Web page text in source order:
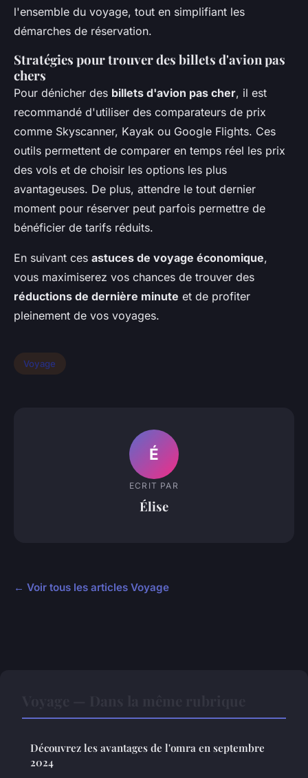
l'ensemble du voyage, tout en simplifiant les
démarches de réservation.
Stratégies pour trouver des billets d'avion pas
chers
Pour dénicher des billets d'avion pas cher, il est
recommandé d'utiliser des comparateurs de prix
comme Skyscanner, Kayak ou Google Flights. Ces
outils permettent de comparer en temps réel les prix
des vols et de choisir les options les plus
avantageuses. De plus, attendre le tout dernier
moment pour réserver peut parfois permettre de
bénéficier de tarifs réduits.
En suivant ces astuces de voyage économique,
vous maximiserez vos chances de trouver des
réductions de dernière minute et de profiter
pleinement de vos voyages.
Voyage
É
ECRIT PAR
Élise
← Voir tous les articles Voyage
Découvrez les avantages de l'omra en septembre
2024